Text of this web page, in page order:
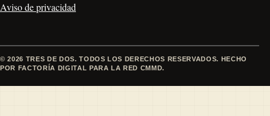
Aviso de privacidad
© 2026 TRES DE DOS. TODOS LOS DERECHOS RESERVADOS. HECHO
POR FACTORÍA DIGITAL PARA LA RED CMMD.